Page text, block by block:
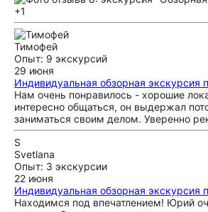
+1
Тимофей
Опыт: 9 экскурсий
29 июня
Индивидуальная обзорная экскурсия
Нам очень понравилось - хорошие
интересно общаться, он выдержал
заниматься своим делом. Уверенно
S
Svetlana
Опыт: 3 экскурсии
22 июня
Индивидуальная обзорная экскурсия
Находимся под впечатлением! Юрий